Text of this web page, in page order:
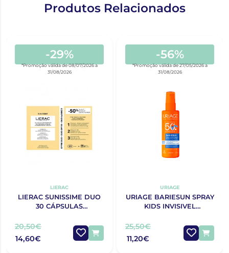
Produtos Relacionados
-29%
*Promoção válida de 08/07/2026 a
31/08/2026
LIERAC
LIERAC SUNISSIME DUO
30 CÁPSULAS
DESCONTO DE 50% NA 2ª
EMBALAGEM
20,50€
14,60€
-56%
*Promoção válida de 27/05/2026 a
31/08/2026
URIAGE
URIAGE BARIESUN SPRAY
KIDS INVISIVEL
25,50€
11,20€